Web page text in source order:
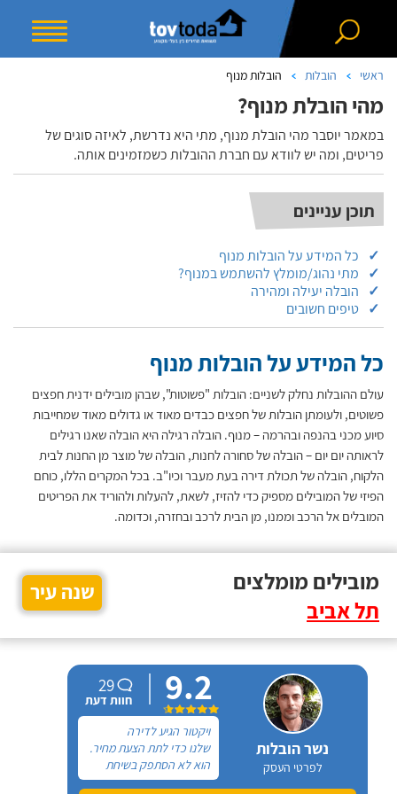
ראשי הובלות הובלות מנוף
מהי הובלת מנוף?
במאמר יוסבר מהי הובלת מנוף, מתי היא נדרשת, לאיזה סוגים של
פריטים, ומה יש לוודא עם חברת ההובלות כשמזמינים אותה.
תוכן עניינים
כל המידע על הובלות מנוף
מתי נהוג/מומלץ להשתמש במנוף?
הובלה יעילה ומהירה
טיפים חשובים
כל המידע על הובלות מנוף
עולם ההובלות נחלק לשניים: הובלות "פשוטות", שבהן מובילים ידנית חפצים
פשוטים, ולעומתן הובלות של חפצים כבדים מאוד או גדולים מאוד שמחייבות
סיוע מכני בהנפה ובהרמה – מנוף. הובלה רגילה היא הובלה שאנו רגילים
לראותה יום יום – הובלה של סחורה לחנות, הובלה של מוצר מן החנות לבית
הלקוח, הובלה של תכולת דירה בעת מעבר וכיו"ב. בכל המקרים הללו, כוחם
הפיזי של המובילים מספיק כדי להזיז, לשאת, להעלות ולהוריד את הפריטים
המובלים אל הרכב וממנו, מן הבית לרכב ובחזרה, וכדומה.
מובילים מומלצים
תל אביב
שנה עיר
נשר הובלות
לפרטי העסק
9.2
29
חוות דעת
ויקטור הגיע לדירה
שלנו כדי לתת הצעת מחיר.
הוא לא הסתפק בשיחת
טלפון. יש הרבה שנותנים